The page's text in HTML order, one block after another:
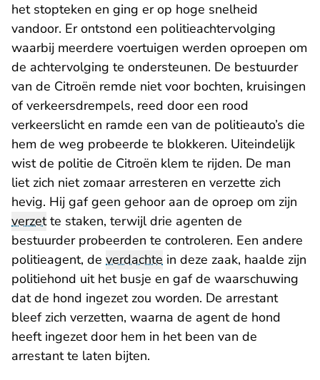
het stopteken en ging er op hoge snelheid
vandoor. Er ontstond een politieachtervolging
waarbij meerdere voertuigen werden oproepen om
de achtervolging te ondersteunen. De bestuurder
van de Citroën remde niet voor bochten, kruisingen
of verkeersdrempels, reed door een rood
verkeerslicht en ramde een van de politieauto’s die
hem de weg probeerde te blokkeren. Uiteindelijk
wist de politie de Citroën klem te rijden. De man
liet zich niet zomaar arresteren en verzette zich
hevig. Hij gaf geen gehoor aan de oproep om zijn
verzette staken, terwijl drie agenten de
bestuurder probeerden te controleren. Een andere
politieagent, de verdachte in deze zaak, haalde zijn
politiehond uit het busje en gaf de waarschuwing
dat de hond ingezet zou worden. De arrestant
bleef zich verzetten, waarna de agent de hond
heeft ingezet door hem in het been van de
arrestant te laten bijten.